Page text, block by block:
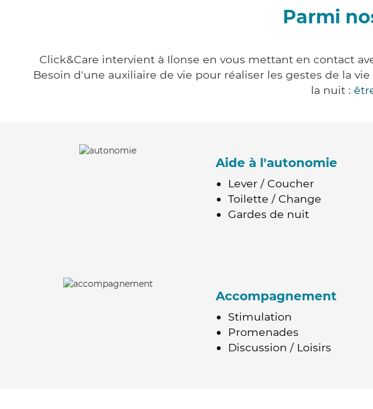
Parmi
Click&Care intervient à Ilonse en vous mettant en contact
Besoin d'une auxiliaire de vie pour réaliser les gestes de la
la nuit :
Aide à l'autonomie
Lever / Coucher
Toilette / Change
Gardes de nuit
Accompagnement
Stimulation
Promenades
Discussion / Loisirs